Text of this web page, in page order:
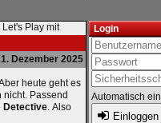
Play mit
Dezember 2025
heute geht es
Passend
Detective. Also
Login
Automatisch
Einloggen